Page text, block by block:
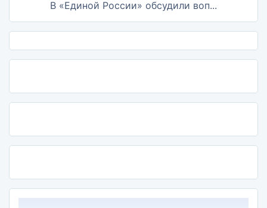
В «Единой России» обсудили воп...